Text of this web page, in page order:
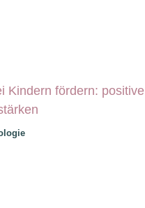
Kindern fördern: positive